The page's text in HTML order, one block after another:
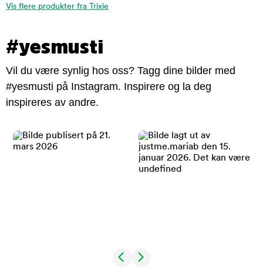
Vis flere produkter fra Trixie
#yesmusti
Vil du være synlig hos oss? Tagg dine bilder med
#yesmusti på Instagram. Inspirere og la deg
inspireres av andre.